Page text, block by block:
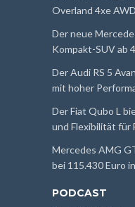
Overland 4xe
Der neue
Kompakt-SUV ab
Der Audi RS 5
mit hoher
Der Fiat Qubo L
und Flexibilität für
Mercedes AMG
bei 115.430 Euro
PODCAST